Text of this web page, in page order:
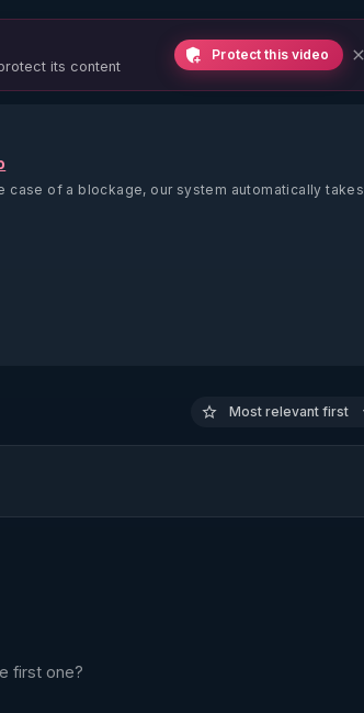
its content
Protect this video
case of a blockage, our system automatically takes
Most relevant first
first one?